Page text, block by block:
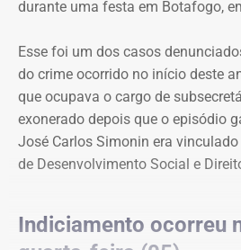
durante uma festa em Botafogo,
Esse foi um dos casos
do crime ocorrido no início deste
que ocupava o cargo de
exonerado depois que o episódio
José Carlos Simonin era
de Desenvolvimento Social e
Indiciamento ocorreu